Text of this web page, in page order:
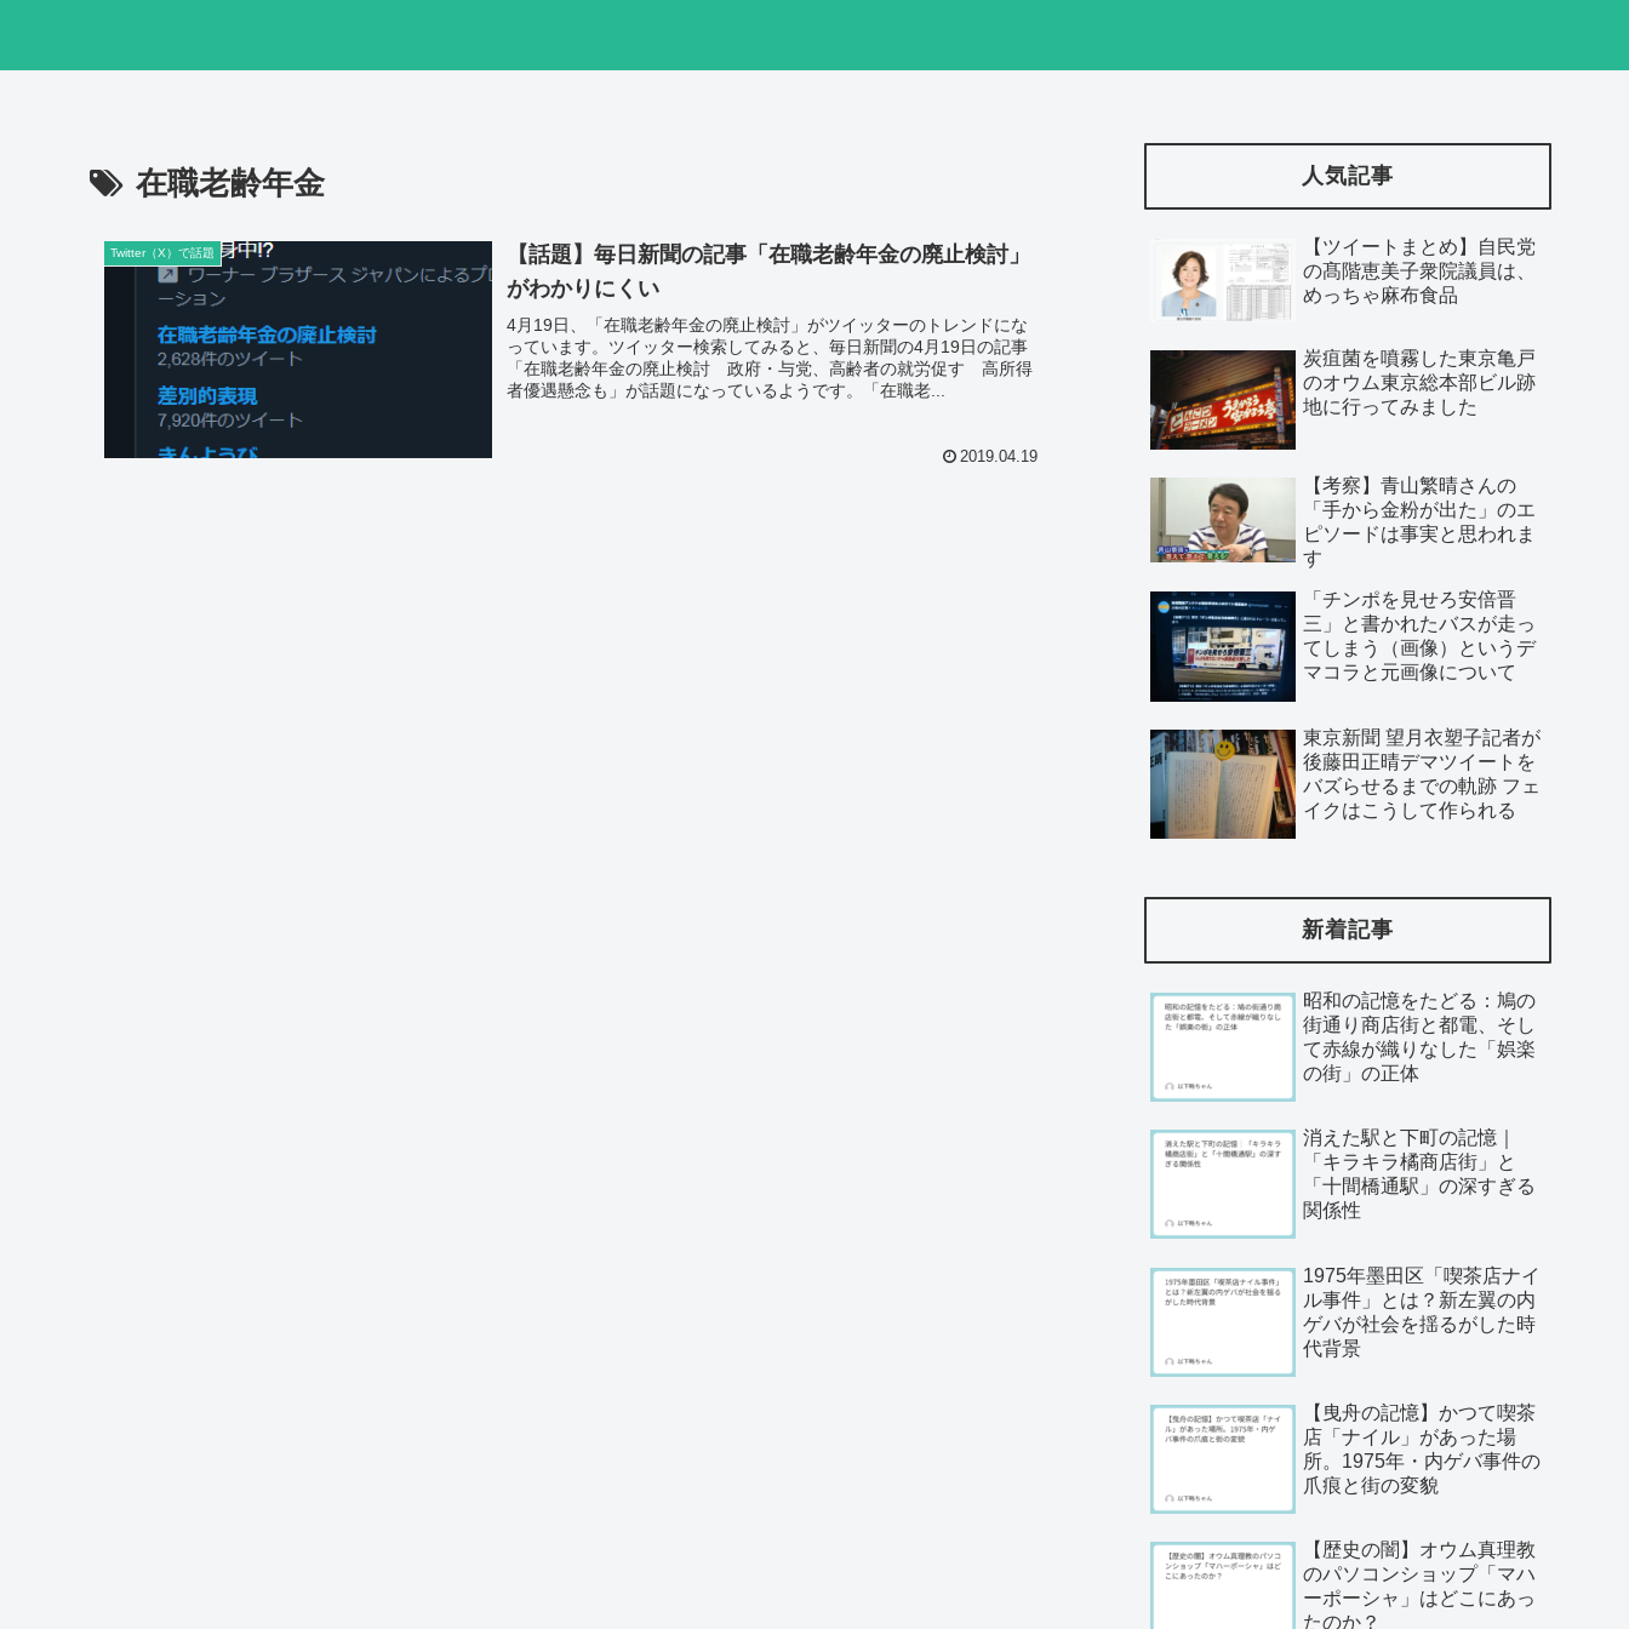
在職老齢年金
Twitter（X）で話題
【話題】毎日新聞の記事「在職老齢年金の廃止検討」
がわかりにくい
4月19日、「在職老齢年金の廃止検討」がツイッターのトレンドにな
っています。ツイッター検索してみると、毎日新聞の4月19日の記事
「在職老齢年金の廃止検討 政府・与党、高齢者の就労促す 高所得
者優遇懸念も」が話題になっているようです。「在職老...
2019.04.19
人気記事
【ツイートまとめ】自民党
の髙階恵美子衆院議員は、
めっちゃ麻布食品
炭疽菌を噴霧した東京亀戸
のオウム東京総本部ビル跡
地に行ってみました
【考察】青山繁晴さんの
「手から金粉が出た」のエ
ピソードは事実と思われま
す
「チンポを見せろ安倍晋
三」と書かれたバスが走っ
てしまう（画像）というデ
マコラと元画像について
東京新聞 望月衣塑子記者が
後藤田正晴デマツイートを
バズらせるまでの軌跡 フェ
イクはこうして作られる
新着記事
昭和の記憶をたどる：鳩の
街通り商店街と都電、そし
て赤線が織りなした「娯楽
の街」の正体
消えた駅と下町の記憶｜
「キラキラ橘商店街」と
「十間橋通駅」の深すぎる
関係性
1975年墨田区「喫茶店ナイ
ル事件」とは？新左翼の内
ゲバが社会を揺るがした時
代背景
【曳舟の記憶】かつて喫茶
店「ナイル」があった場
所。1975年・内ゲバ事件の
爪痕と街の変貌
【歴史の闇】オウム真理教
のパソコンショップ「マハ
ーポーシャ」はどこにあっ
たのか？